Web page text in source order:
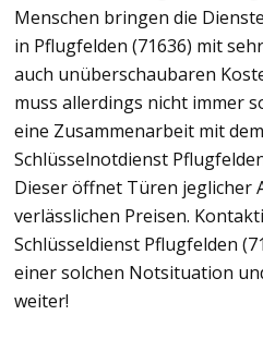
Menschen bringen die
in Pflugfelden (71636) mit
auch unüberschaubaren
muss allerdings nicht immer
eine Zusammenarbeit mit
Schlüsselnotdienst
Dieser öffnet Türen jeglicher
verlässlichen Preisen.
Schlüsseldienst Pflugfelden
einer solchen Notsituation
weiter!